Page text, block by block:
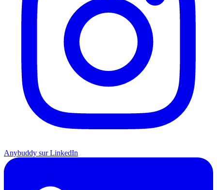
Anybuddy sur LinkedIn